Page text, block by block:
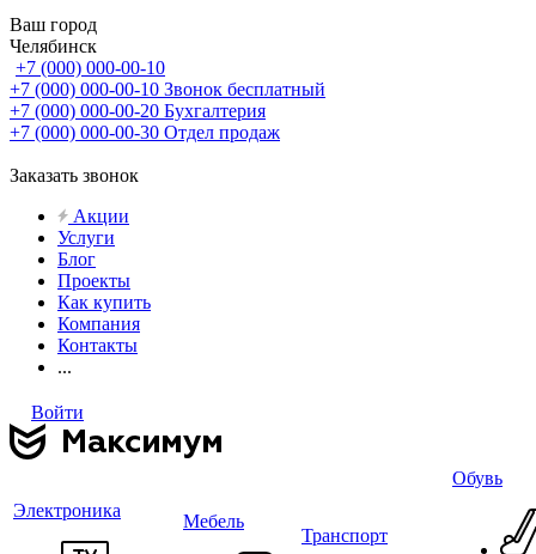
Ваш город
Челябинск
+7 (000) 000-00-10
+7 (000) 000-00-10 Звонок бесплатный
+7 (000) 000-00-20 Бухгалтерия
+7 (000) 000-00-30 Отдел продаж
Заказать звонок
Акции
Услуги
Блог
Проекты
Как купить
Компания
Контакты
...
Войти
Электроника
Мебель
Транспорт
Обувь